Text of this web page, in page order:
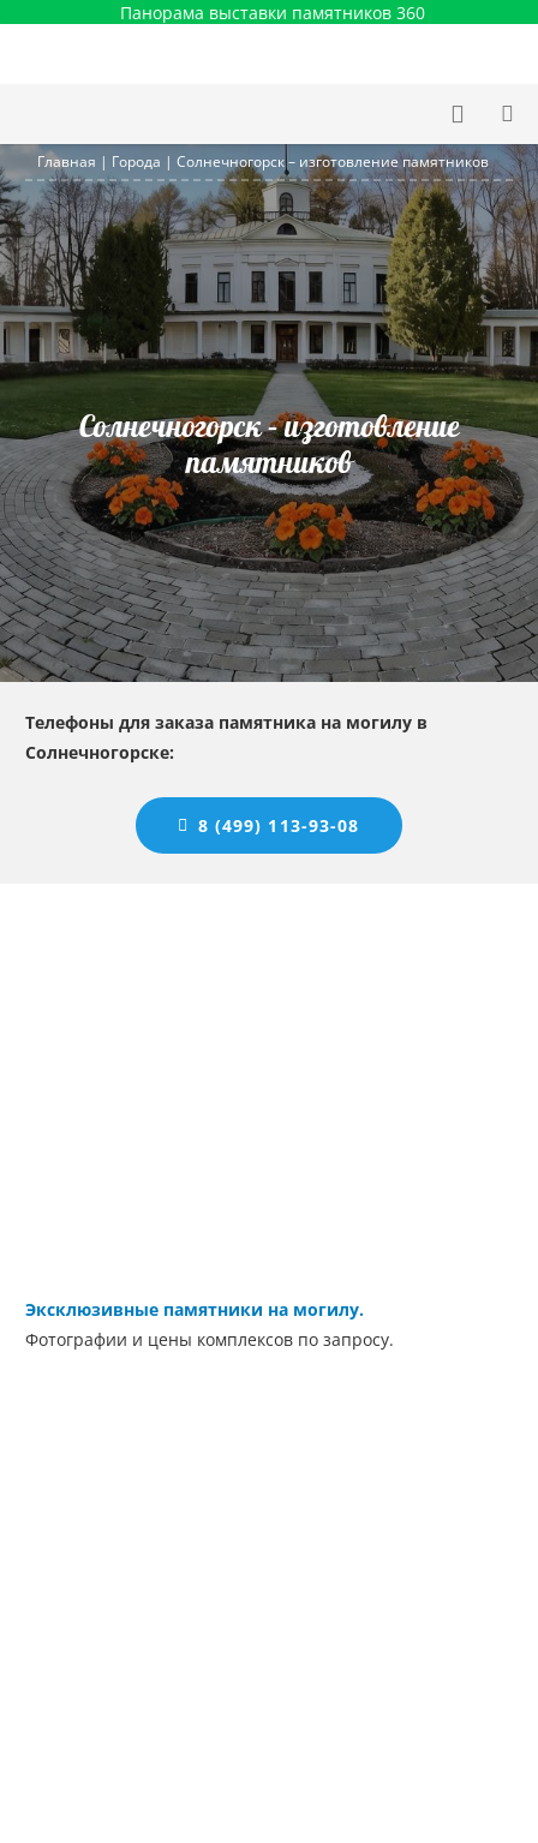
Панорама выставки памятников 360
Главная | Города | Солнечногорск – изготовление памятников
Солнечногорск – изготовление
памятников
Телефоны для заказа памятника на могилу в
Солнечногорске:
8 (499) 113-93-08
Эксклюзивные памятники на могилу.
Фотографии и цены комплексов по запросу.